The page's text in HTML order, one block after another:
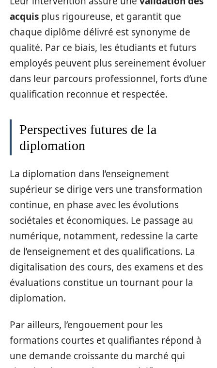
acquis plus rigoureuse, et garantit que
chaque diplôme délivré est synonyme de
qualité. Par ce biais, les étudiants et futurs
employés peuvent plus sereinement évoluer
dans leur parcours professionnel, forts d’une
qualification reconnue et respectée.
Perspectives futures de la
diplomation
La diplomation dans l’enseignement
supérieur se dirige vers une transformation
continue, en phase avec les évolutions
sociétales et économiques. Le passage au
numérique, notamment, redessine la carte
de l’enseignement et des qualifications. La
digitalisation des cours, des examens et des
évaluations constitue un tournant pour la
diplomation.
Par ailleurs, l’engouement pour les
formations courtes et qualifiantes répond à
une demande croissante du marché qui